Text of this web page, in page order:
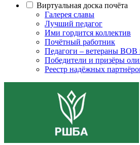
Виртуальная доска почёта
Галерея славы
Лучший педагог
Ими гордится коллектив
Почётный работник
Педагоги – ветераны ВОВ
Победители и призёры
Реестр надёжных